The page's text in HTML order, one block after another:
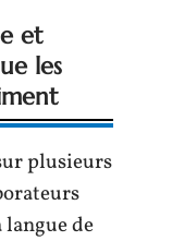
et
les
plusieurs
de